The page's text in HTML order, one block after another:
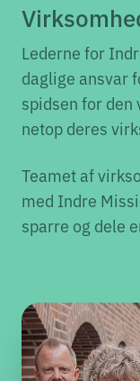
Lederne for
daglige ansvar
spidsen for den
netop deres
Teamet af
med Indre
sparre og dele